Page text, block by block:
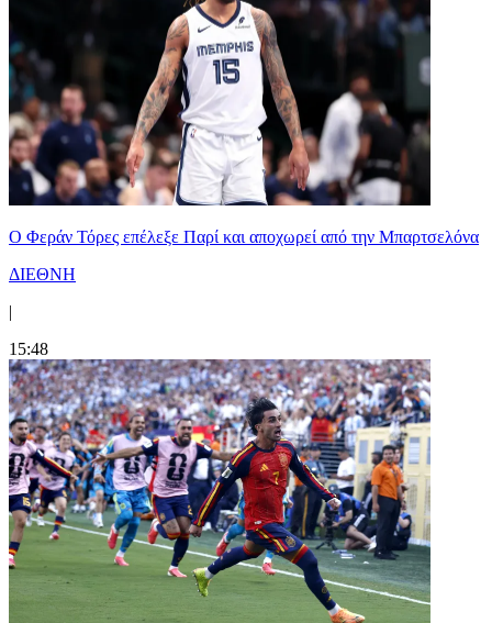
Ο Φεράν Τόρες επέλεξε Παρί και αποχωρεί από την Μπαρτσελόνα
ΔΙΕΘΝΗ
|
15:48